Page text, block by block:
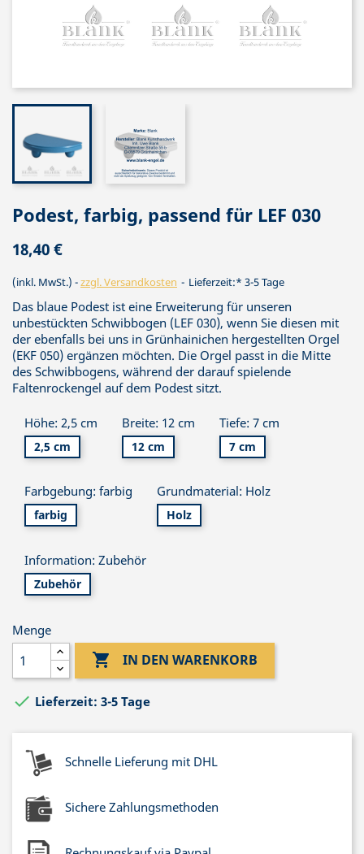
Podest, farbig, passend für LEF 030
18,40 €
(inkl. MwSt.) zzgl. Versandkosten Lieferzeit:* 3-5 Tage
Das blaue Podest ist eine Erweiterung für unseren
unbestückten Schwibbogen (LEF 030), wenn Sie diesen mit
der ebenfalls bei uns in Grünhainichen hergestellten Orgel
(EKF 050) ergänzen möchten. Die Orgel passt in die Mitte
des Schwibbogens, während der darauf spielende
Faltenrockengel auf dem Podest sitzt.
Höhe: 2,5 cm
2,5 cm
Breite: 12 cm
12 cm
Tiefe: 7 cm
7 cm
Farbgebung: farbig
farbig
Grundmaterial: Holz
Holz
Information: Zubehör
Zubehör
Menge
 IN DEN WARENKORB
 Lieferzeit: 3-5 Tage
Schnelle Lieferung mit DHL
Sichere Zahlungsmethoden